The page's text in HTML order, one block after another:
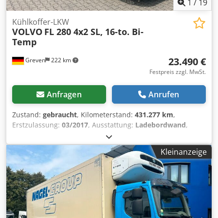
1 / 19
Greven 222 km
Kühlkoffer-LKW
VOLVO FL 280 4x2 SL, 16-to. Bi-
Temp
23.490 €
Festpreis zzgl. MwSt.
Anfragen Anrufen
Zustand: gebraucht, Kilometerstand: 431.277 km,
Erstzulassung: 03/2017, Ausstattung: Ladebordwand,
Dieselmotor 210 KW / 286 PS, Euro 6 SCR, Partikelfilter und
Abgasrückführung, Automatik Getriebe, Kühlaggregat
Thermoking Spectrum T-1000R, Ladebordwand
unterfaltbar, Trennwand längs, Kollisionswarnung und
Notbremsassistent mit Standardtempomat,
Spurhaltesystem, Spurverlassenswarnung, Aufbau
Tiefkühlkoffer, Radstand 5.000mm, Rückspiegel beheizt
und elektrisch verstellbar, Cruise Control (Tempomat),
Kleinanzeige